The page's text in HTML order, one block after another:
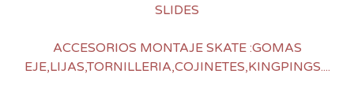
SLIDES
ACCESORIOS MONTAJE SKATE :GOMAS
EJE,LIJAS,TORNILLERIA,COJINETES,KINGPINGS....